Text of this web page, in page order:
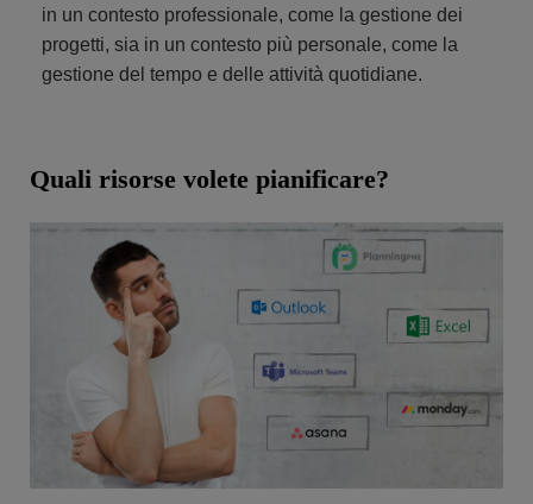
in un contesto professionale, come la gestione dei
progetti, sia in un contesto più personale, come la
gestione del tempo e delle attività quotidiane.
Quali risorse volete pianificare?